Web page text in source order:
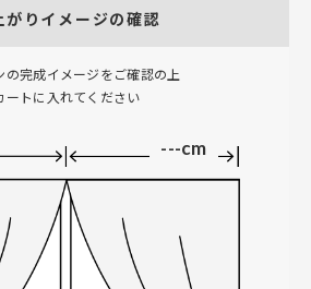
がりイメージの確認
の完成イメージをご確認の上
ートに入れてください
---cm